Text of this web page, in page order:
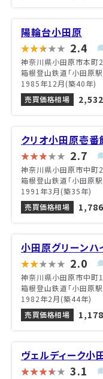
陽輪台小田原
2.4
神奈川県小田原市本町
箱根登山鉄道「小田原
1985年12月(築40年)
売買価格相場
クリオ小田原壱番
2.7
神奈川県小田原市中町
箱根登山鉄道「小田原
1991年3月(築35年)
売買価格相場
小田原グリーンハ
2.0
神奈川県小田原市中町
箱根登山鉄道「小田原
1982年2月(築44年)
売買価格相場
ヴェルディーク小
3.1